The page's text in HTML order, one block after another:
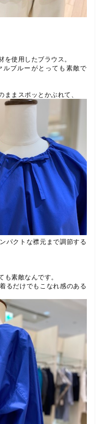
使用したブラウス。
ブルーがとっても素敵で
まスポッとかぶれて、
パクトな襟元まで調節する
も素敵なんです。
るだけでもこなれ感のある